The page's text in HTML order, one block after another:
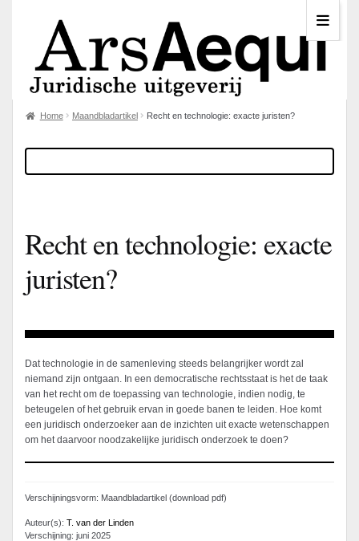
Home Maandbladartikel Recht en technologie: exacte juristen?
Recht en technologie: exacte
juristen?
Dat technologie in de samenleving steeds belangrijker wordt zal
niemand zijn ontgaan. In een democratische rechtsstaat is het de taak
van het recht om de toepassing van technologie, indien nodig, te
beteugelen of het gebruik ervan in goede banen te leiden. Hoe komt
een juridisch onderzoeker aan de inzichten uit exacte wetenschappen
om het daarvoor noodzakelijke juridisch onderzoek te doen?
Verschijningsvorm: Maandbladartikel (download pdf)
Auteur(s): T. van der Linden
Verschijning: juni 2025